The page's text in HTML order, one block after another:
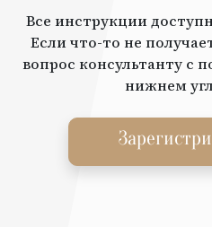
Все инструкции
Если что-то не
вопрос консультанту с
нижнем